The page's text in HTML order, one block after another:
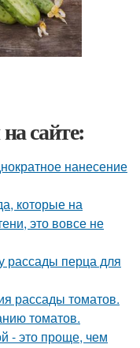
сайте:
нанесение
которые на
это вовсе не
рассады перца для
рассады томатов.
томатов.
- это проще, чем